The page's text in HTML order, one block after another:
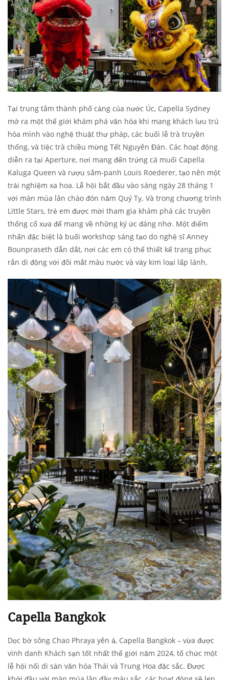
Tại trung tâm thành phố cảng của nước Úc, Capella Sydney
mở ra một thế giới khám phá văn hóa khi mang khách lưu trú
hòa mình vào nghệ thuật thư pháp, các buổi lễ trà truyền
thống, và tiệc trà chiều mừng Tết Nguyên Đán. Các hoạt động
diễn ra tại Aperture, nơi mang đến trứng cá muối Capella
Kaluga Queen và rượu sâm-panh Louis Roederer, tạo nên một
trải nghiệm xa hoa. Lễ hội bắt đầu vào sáng ngày 28 tháng 1
với màn múa lân chào đón năm Quý Tỵ. Và trong chương trình
Little Stars, trẻ em được mời tham gia khám phá các truyền
thống cổ xưa để mang về những ký ức đáng nhớ. Một điểm
nhấn đặc biệt là buổi workshop sáng tạo do nghệ sĩ Anney
Bounpraseth dẫn dắt, nơi các em có thể thiết kế trang phục
rắn di động với đôi mắt màu nước và vảy kim loại lấp lánh.
Capella Bangkok
Dọc bờ sông Chao Phraya yên ả, Capella Bangkok – vừa được
vinh danh Khách sạn tốt nhất thế giới năm 2024, tổ chức một
lễ hội nối di sản văn hóa Thái và Trung Hoa đặc sắc. Được